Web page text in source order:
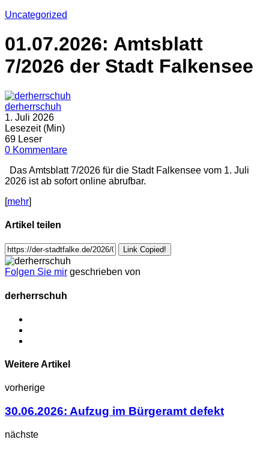
Uncategorized
01.07.2026: Amtsblatt
7/2026 der Stadt Falkensee
derherrschuh
1. Juli 2026
Lesezeit (Min)
69 Leser
0 Kommentare
Das Amtsblatt 7/2026 für die Stadt Falkensee vom 1. Juli
2026 ist ab sofort online abrufbar.
[mehr]
Artikel teilen
Link Copied!
Folgen Sie mir geschrieben von
derherrschuh
Weitere Artikel
vorherige
30.06.2026: Aufzug im Bürgeramt defekt
nächste